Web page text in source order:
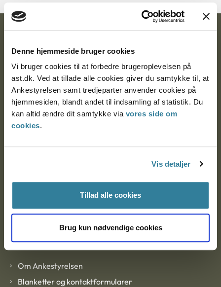
Denne hjemmeside bruger cookies
Vi bruger cookies til at forbedre brugeroplevelsen på
ast.dk. Ved at tillade alle cookies giver du samtykke til, at
Ankestyrelsen samt tredjeparter anvender cookies på
hjemmesiden, blandt andet til indsamling af statistik. Du
kan altid ændre dit samtykke via vores side om
cookies.
Vis detaljer
Tillad alle cookies
Brug kun nødvendige cookies
Postadresse:
Nytorv 7, 2. sal
9000 Aalborg
Ankestyrelsen Aalborg
EAN: 57 98 000 35 48 21
CVR: 1007 4002
Om Ankestyrelsen
Om Ankestyrelsen
Blanketter og kontaktformularer